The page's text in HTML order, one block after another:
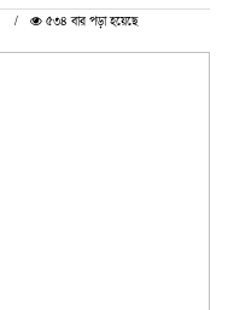
৫৩৪ বার পড়া হয়েছে